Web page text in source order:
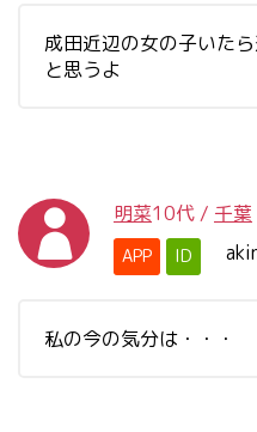
成田近辺の女の子いた
と思うよ
明菜10代 / 千葉
APP ID
私の今の気分は・・・